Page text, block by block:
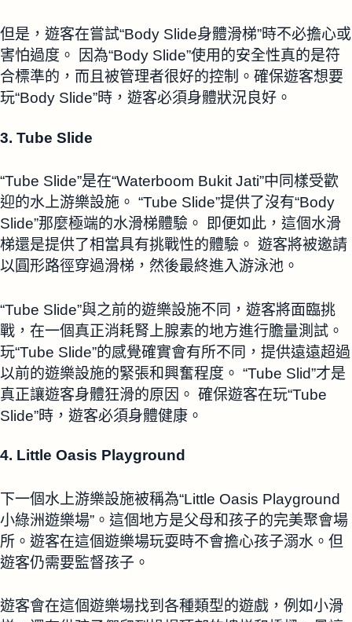
但是，遊客在嘗試“Body Slide身體滑梯”時不必擔心或
害怕過度。 因為“Body Slide”使用的安全性真的是符
合標準的，而且被管理者很好的控制。確保遊客想要
玩“Body Slide”時，遊客必須身體狀況良好。
3. Tube Slide
“Tube Slide”是在“Waterboom Bukit Jati”中同樣受歡
迎的水上游樂設施。 “Tube Slide”提供了沒有“Body
Slide”那麼極端的水滑梯體驗。 即便如此，這個水滑
梯還是提供了相當具有挑戰性的體驗。 遊客將被邀請
以圓形路徑穿過滑梯，然後最終進入游泳池。
“Tube Slide”與之前的遊樂設施不同，遊客將面臨挑
戰，在一個真正消耗腎上腺素的地方進行膽量測試。
玩“Tube Slide”的感覺確實會有所不同，提供遠遠超過
以前的遊樂設施的緊張和興奮程度。 “Tube Slid”才是
真正讓遊客身體狂滑的原因。 確保遊客在玩“Tube
Slide”時，遊客必須身體健康。
4. Little Oasis Playground
下一個水上游樂設施被稱為“Little Oasis Playground
小綠洲遊樂場”。這個地方是父母和孩子的完美聚會場
所。遊客在這個遊樂場玩耍時不會擔心孩子溺水。但
遊客仍需要監督孩子。
遊客會在這個遊樂場找到各種類型的遊戲，例如小滑